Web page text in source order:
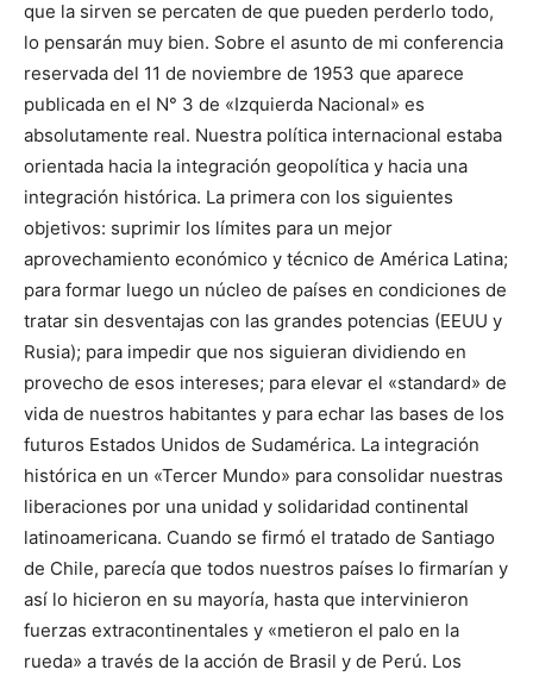
que la sirven se percaten de que pueden perderlo todo,
lo pensarán muy bien. Sobre el asunto de mi conferencia
reservada del 11 de noviembre de 1953 que aparece
publicada en el N° 3 de «Izquierda Nacional» es
absolutamente real. Nuestra política internacional estaba
orientada hacia la integración geopolítica y hacia una
integración histórica. La primera con los siguientes
objetivos: suprimir los límites para un mejor
aprovechamiento económico y técnico de América Latina;
para formar luego un núcleo de países en condiciones de
tratar sin desventajas con las grandes potencias (EEUU y
Rusia); para impedir que nos siguieran dividiendo en
provecho de esos intereses; para elevar el «standard» de
vida de nuestros habitantes y para echar las bases de los
futuros Estados Unidos de Sudamérica. La integración
histórica en un «Tercer Mundo» para consolidar nuestras
liberaciones por una unidad y solidaridad continental
latinoamericana. Cuando se firmó el tratado de Santiago
de Chile, parecía que todos nuestros países lo firmarían y
así lo hicieron en su mayoría, hasta que intervinieron
fuerzas extracontinentales y «metieron el palo en la
rueda» a través de la acción de Brasil y de Perú. Los